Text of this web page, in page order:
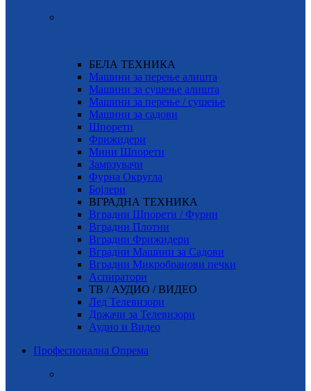
БЕЛА ТЕХНИКА
Машини за перење алишта
Машини за сушење алишта
Машини за перење / сушење
Машини за садови
Шпорети
Фрижидери
Мини Шпорети
Замрзувачи
Фурна Округла
Бојлери
ВГРАДНА ТЕХНИКА
Вградни Шпорети / Фурни
Вградни Плотни
Вградни Фрижидери
Вградни Машини за Садови
Вградни Микробранови печки
Аспиратори
ТВ / АУДИО / ВИДЕО
Лед Телевизори
Држачи за Телевизори
Аудио и Видео
Професионална Опрема